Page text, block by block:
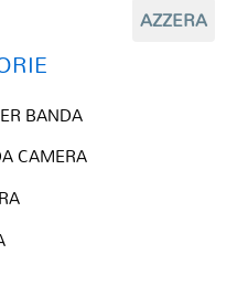
originali
AZZERA
BANDA
CAMERA